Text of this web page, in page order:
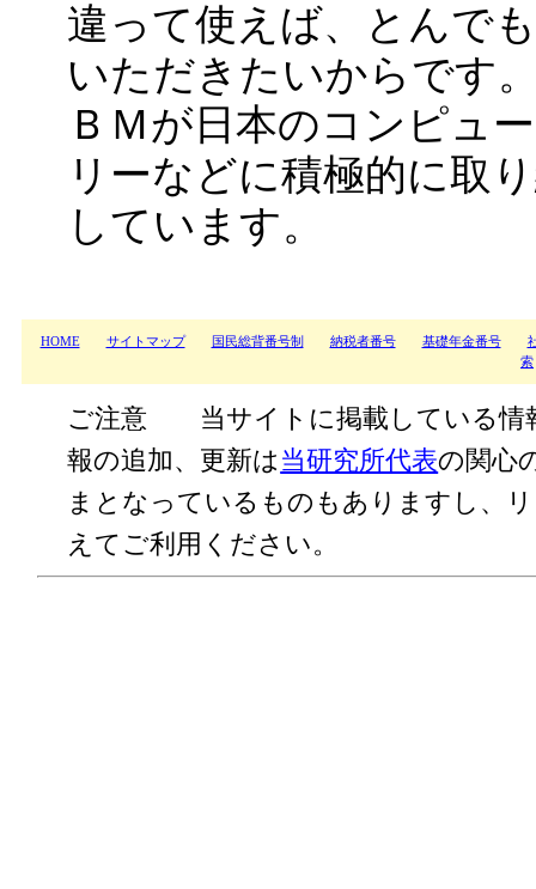
違って使えば、とんで
いただきたいからです
ＢＭが日本のコンピュ
リーなどに積極的に取
しています。
HOME サイトマップ 国民総背番号制 納税者番号 基礎年金番号
索
ご注意 当サイトに掲載している情
報の追加、更新は 当研究所代表の関心
まとなっているものもありますし、
えてご利用ください。